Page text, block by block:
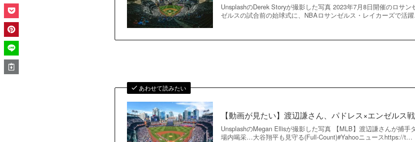
UnsplashのDerek Storyが撮影した写真 2023年7月8日開催のロサ
ゼルスの試合前の始球式に、NBAロサンゼルス・レイカーズで活
あわせて読みたい
【動画が見たい】渡辺謙さん、パドレス×エンゼルス
UnsplashのMegan Ellisが撮影した写真 【MLB】渡辺謙さんが捕
場内喝采…大谷翔平も見守る(Full-Count)#Yahooニュースhttps://t…